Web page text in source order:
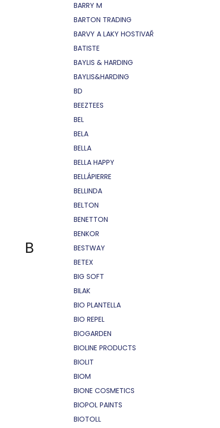
B
BARRY M
BARTON TRADING
BARVY A LAKY HOSTIVAŘ
BATISTE
BAYLIS & HARDING
BAYLIS&HARDING
BD
BEEZTEES
BEL
BELA
BELLA
BELLA HAPPY
BELLÁPIERRE
BELLINDA
BELTON
BENETTON
BENKOR
BESTWAY
BETEX
BIG SOFT
BILAK
BIO PLANTELLA
BIO REPEL
BIOGARDEN
BIOLINE PRODUCTS
BIOLIT
BIOM
BIONE COSMETICS
BIOPOL PAINTS
BIOTOLL